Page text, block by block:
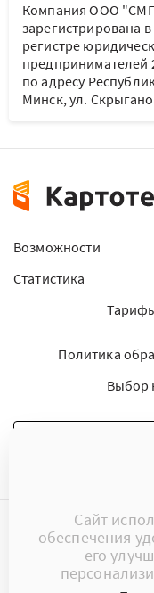
Компания ООО
зарегистрирована
регистре
предпринимателей
по адресу
Минск, ул.
Возможности
Статистика
Политика
Выбор
©2015 - 2026
+375
Сайт
обеспечения
его